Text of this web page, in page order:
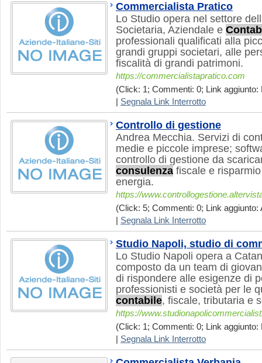
Commercialista Pratico
Lo Studio opera nel settore
Societaria, Aziendale e
professionali qualificati alla
grandi gruppi societari, alle
fiscalità di grandi patrimoni.
https://commercialistapratico.com
(Click: 1; Commenti: 0; Link aggiunto:
Segnala Link Interrotto
Controllo di gestione
Andrea Mecchia. Servizi di
medie e piccole imprese;
controllo di gestione da
consulenza fiscale e
energia.
https://
(Click: 5; Commenti: 0; Link aggiunto:
Segnala Link Interrotto
Studio Napoli, studio di
Lo Studio Napoli opera a
composto da un team di
di rispondere alle esigenze di
professionisti e società per le
contabile, fiscale, tributaria e
https://
(Click: 1; Commenti: 0; Link aggiunto:
Segnala Link Interrotto